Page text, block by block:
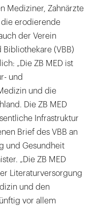
Mediziner, Zahnärzte
die erodierende
der Verein
Bibliothekare (VBB)
„Die ZB MED ist
und
und die
Die ZB MED
Infrastruktur
Brief des VBB an
und Gesundheit
„Die ZB MED
Literaturversorgung
und den
vor allem